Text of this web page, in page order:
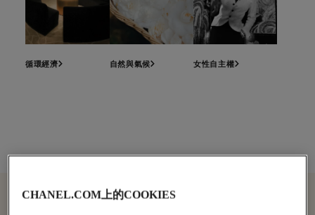
循環經濟 自然與氣候 女性自主權
CHANEL.COM上的COOKIES